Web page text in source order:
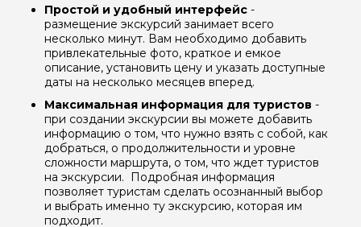
Простой и удобный интерфейс -
размещение экскурсий занимает всего
несколько минут. Вам необходимо добавить
привлекательные фото, краткое и емкое
описание, установить цену и указать доступные
даты на несколько месяцев вперед.
Максимальная информация для туристов -
при создании экскурсии вы можете добавить
информацию о том, что нужно взять с собой, как
добраться, о продолжительности и уровне
сложности маршрута, о том, что ждет туристов
на экскурсии. Подробная информация
позволяет туристам сделать осознанный выбор
и выбрать именно ту экскурсию, которая им
подходит.